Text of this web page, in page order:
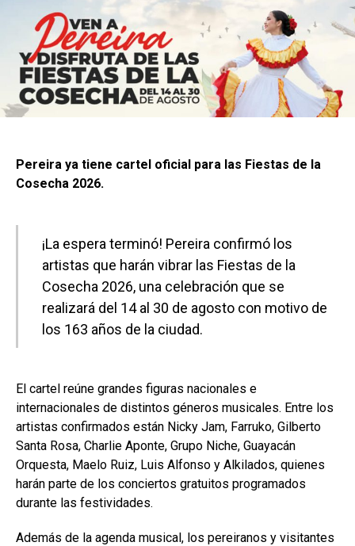
Pereira ya tiene cartel oficial para las Fiestas de la
Cosecha 2026.
¡La espera terminó! Pereira confirmó los
artistas que harán vibrar las Fiestas de la
Cosecha 2026, una celebración que se
realizará del 14 al 30 de agosto con motivo de
los 163 años de la ciudad.
El cartel reúne grandes figuras nacionales e
internacionales de distintos géneros musicales. Entre los
artistas confirmados están Nicky Jam, Farruko, Gilberto
Santa Rosa, Charlie Aponte, Grupo Niche, Guayacán
Orquesta, Maelo Ruiz, Luis Alfonso y Alkilados, quienes
harán parte de los conciertos gratuitos programados
durante las festividades.
Además de la agenda musical, los pereiranos y visitantes